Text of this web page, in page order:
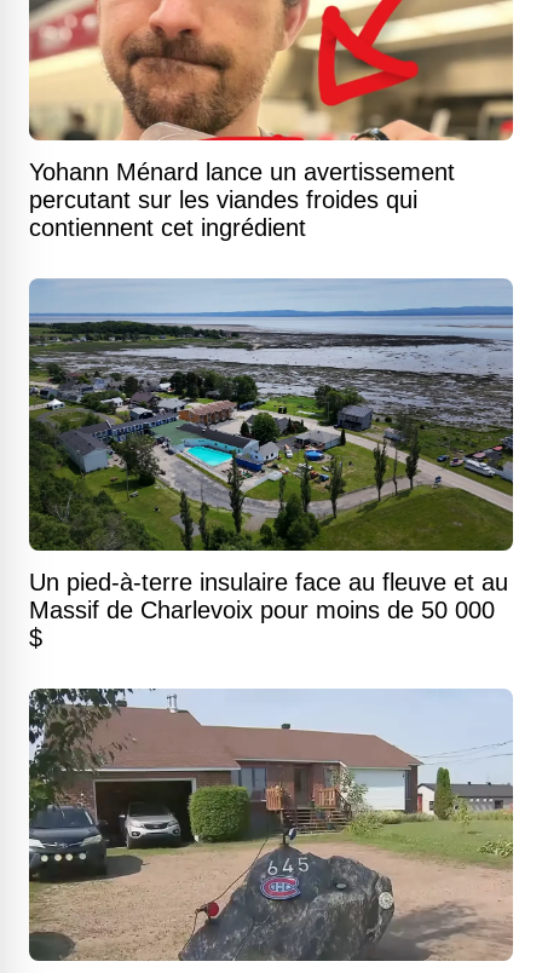
Yohann Ménard lance un avertissement
percutant sur les viandes froides qui
contiennent cet ingrédient
Un pied-à-terre insulaire face au fleuve et au
Massif de Charlevoix pour moins de 50 000
$